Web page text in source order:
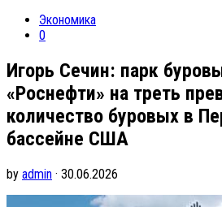
Экономика
0
Игорь Сечин: парк
«Роснефти» на треть
количество буровых в
бассейне США
by admin · 30.06.2026